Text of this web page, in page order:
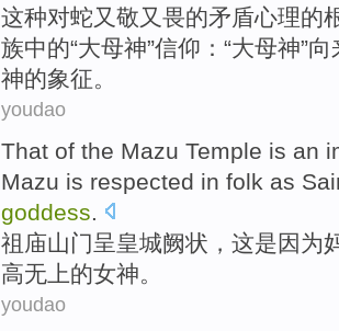
这种对蛇又敬又畏的矛盾心理的
族中的“大母神”信仰：“大母神”
神的象征。
youdao
That of the Mazu Temple is an
Mazu is respected in folk as
goddess
祖庙山门呈皇城阙状，这是因为
高无上的女神 。
youdao